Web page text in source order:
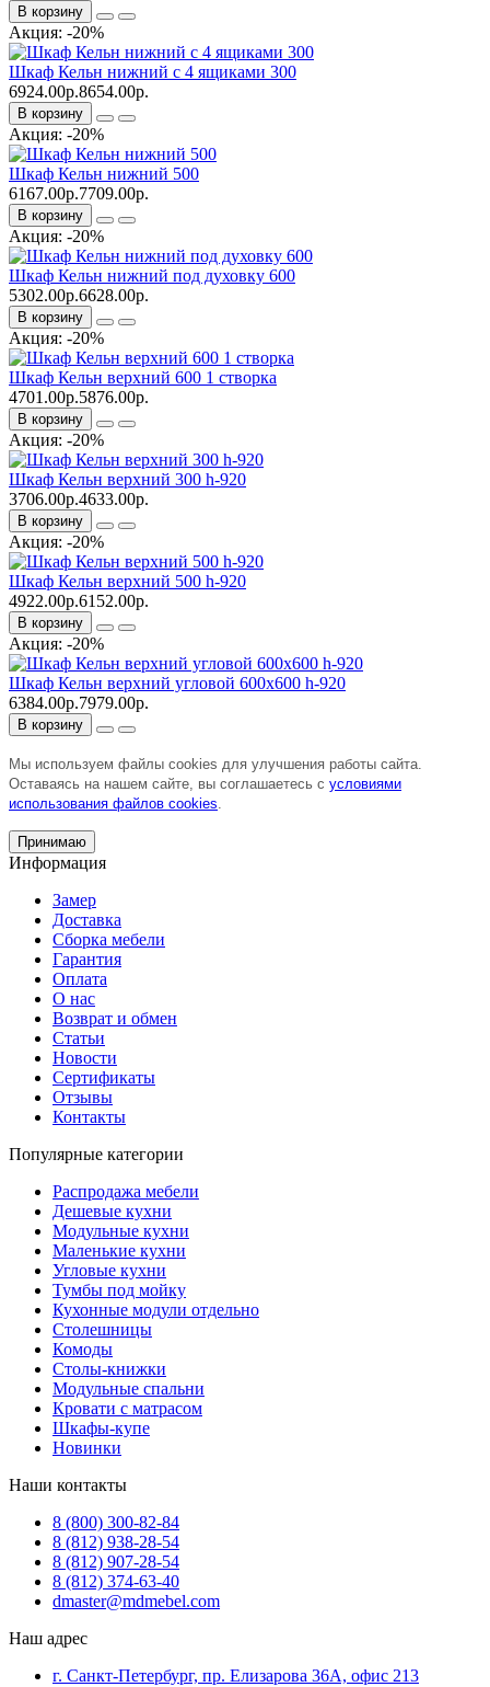
В корзину
Акция: -20%
Шкаф Кельн нижний с 4 ящиками 300
6924.00р.8654.00р.
В корзину
Акция: -20%
Шкаф Кельн нижний 500
6167.00р.7709.00р.
В корзину
Акция: -20%
Шкаф Кельн нижний под духовку 600
5302.00р.6628.00р.
В корзину
Акция: -20%
Шкаф Кельн верхний 600 1 створка
4701.00р.5876.00р.
В корзину
Акция: -20%
Шкаф Кельн верхний 300 h-920
3706.00р.4633.00р.
В корзину
Акция: -20%
Шкаф Кельн верхний 500 h-920
4922.00р.6152.00р.
В корзину
Акция: -20%
Шкаф Кельн верхний угловой 600x600 h-920
6384.00р.7979.00р.
В корзину
Мы используем файлы cookies для улучшения работы сайта.
Оставаясь на нашем сайте, вы соглашаетесь с условиями
использования файлов cookies
Принимаю
Информация
Замер
Доставка
Сборка мебели
Гарантия
Оплата
О нас
Возврат и обмен
Статьи
Новости
Сертификаты
Отзывы
Контакты
Популярные категории
Распродажа мебели
Дешевые кухни
Модульные кухни
Маленькие кухни
Угловые кухни
Тумбы под мойку
Кухонные модули отдельно
Столешницы
Комоды
Столы-книжки
Модульные спальни
Кровати с матрасом
Шкафы-купе
Новинки
Наши контакты
8 (800) 300-82-84
8 (812) 938-28-54
8 (812) 907-28-54
8 (812) 374-63-40
dmaster@mdmebel.com
Наш адрес
г. Санкт-Петербург, пр. Елизарова 36А, офис 213